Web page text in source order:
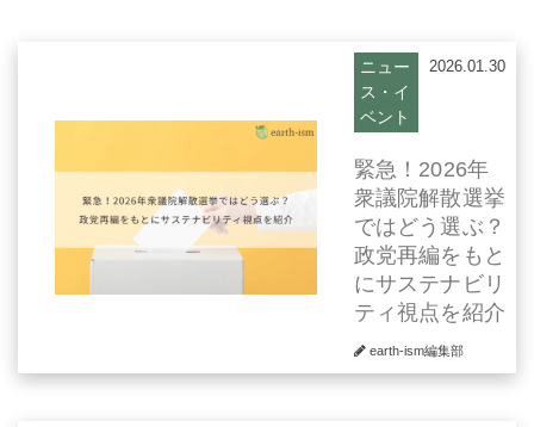
ニュー
ス・イ
ベント
2026.01.30
緊急！2026年
衆議院解散選挙
ではどう選ぶ？
政党再編をもと
にサステナビリ
ティ視点を紹介
earth-ism編集部